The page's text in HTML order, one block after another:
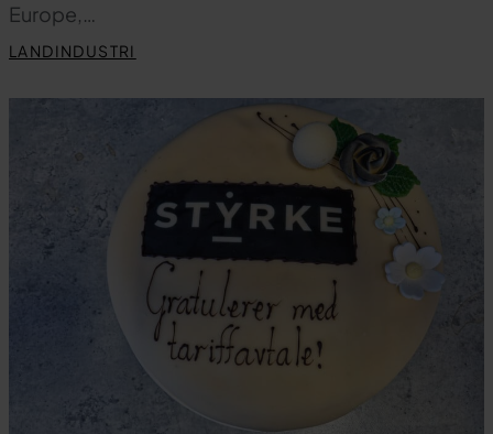
Europe,…
LANDINDUSTRI